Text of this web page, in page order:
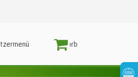
Warenkorb